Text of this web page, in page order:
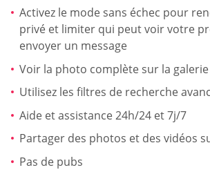
Activez le mode sans échec pour
privé et limiter qui peut voir votre
envoyer un message
Voir la photo complète sur la
Utilisez les filtres de recherche
Aide et assistance 24h/24 et 7j/7
Partager des photos et des vidéos
Pas de pubs